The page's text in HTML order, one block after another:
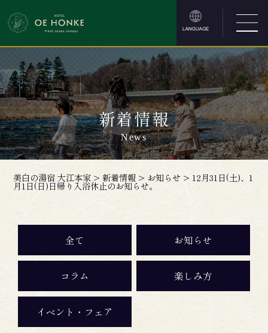
新着情報
News
美白の湯宿 大江本家 > 新着情報 > お知らせ > 12月31日(土)、1
月1日(日)日帰り入浴休止のお知らせ。
全て お知らせ
コラム 楽しみ方
イベント・フェア